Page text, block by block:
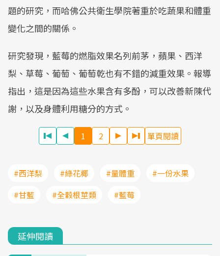
題的研究，而哈佛公共衛生學院著重於吃蔬果和體重
變化之間的關係。
研究發現，藍莓的燃脂效果名列前茅，蘋果、西洋
梨、草莓、葡萄、葡萄乾也有不錯的減重效果。報導
指出，這是因為這些水果含有多酚，可以改善新陳代
謝，以及身體利用糖分的方式。
1 2 單頁閱讀
#西洋梨 #綠花椰 #量體重
#一份水果
#甘藍
#全穀根莖類 #藍莓
延伸閱讀